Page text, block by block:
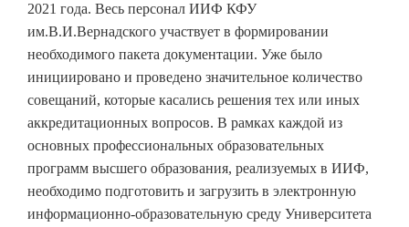
2021 года. Весь персонал ИИФ КФУ
им.В.И.Вернадского участвует в формировании
необходимого пакета документации. Уже было
инициировано и проведено значительное количество
совещаний, которые касались решения тех или иных
аккредитационных вопросов. В рамках каждой из
основных профессиональных образовательных
программ высшего образования, реализуемых в ИИФ,
необходимо подготовить и загрузить в электронную
информационно-образовательную среду Университета